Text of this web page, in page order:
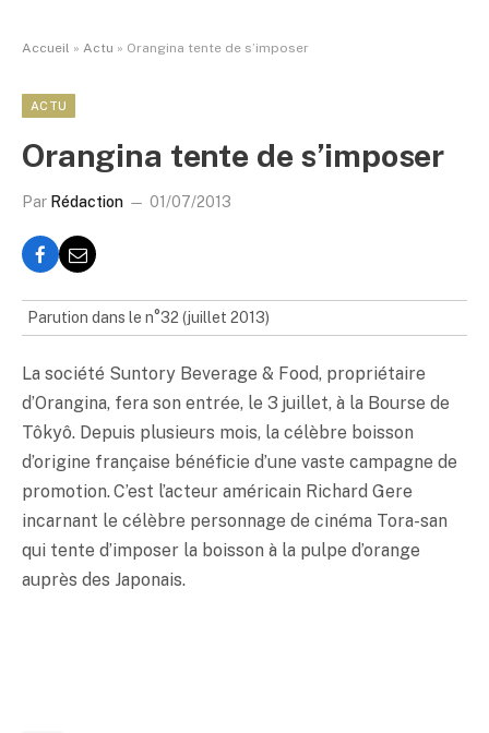
Accueil » Actu » Orangina tente de s’imposer
ACTU
Orangina tente de s’imposer
Par Rédaction 01/07/2013
Parution dans le n°32 (juillet 2013)
La société Suntory Beverage & Food, propriétaire
d’Orangina, fera son entrée, le 3 juillet, à la Bourse de
Tôkyô. Depuis plusieurs mois, la célèbre boisson
d’origine française bénéficie d’une vaste campagne de
promotion. C’est l’acteur américain Richard Gere
incarnant le célèbre personnage de cinéma Tora-san
qui tente d’imposer la boisson à la pulpe d’orange
auprès des Japonais.